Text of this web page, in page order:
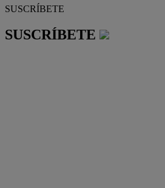
SUSCRÍBETE
SUSCRÍBETE